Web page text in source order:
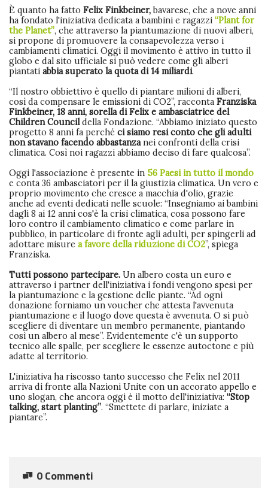
È quanto ha fatto Felix Finkbeiner,bavarese, che a nove anni
ha fondato l'iniziativa dedicata a bambini e ragazzi “Plant for
the Planet”, che attraverso la piantumazione di nuovi alberi,
si propone di promuovere la consapevolezza verso i
cambiamenti climatici. Oggi il movimento è attivo in tutto il
globo e dal sito ufficiale si può vedere come gli alberi
piantati abbia superato la quota di 14 miliardi.
“Il nostro obbiettivo è quello di piantare milioni di alberi,
così da compensare le emissioni di CO2”, racconta Franziska
Finkbeiner, 18 anni, sorella di Felix e ambasciatrice del
Children Councildella Fondazione. “Abbiamo iniziato questo
progetto 8 anni fa perché ci siamo resi conto che gli adulti
non stavano facendo abbastanzanei confronti della crisi
climatica. Così noi ragazzi abbiamo deciso di fare qualcosa”.
Oggi l'associazione è presente in 56 Paesi in tutto il mondo
e conta 36 ambasciatori per il la giustizia climatica. Un vero e
proprio movimento che cresce a macchia d'olio, grazie
anche ad eventi dedicati nelle scuole: “Insegniamo ai bambini
dagli 8 ai 12 anni cos'è la crisi climatica, cosa possono fare
loro contro il cambiamento climatico e come parlare in
pubblico, in particolare di fronte agli adulti, per spingerli ad
adottare misure a favore della riduzione di CO2”, spiega
Franziska.
Tutti possono partecipare. Un albero costa un euro e
attraverso i partner dell'iniziativa i fondi vengono spesi per
la piantumazione e la gestione delle piante. “Ad ogni
donazione forniamo un voucher che attesta l'avvenuta
piantumazione e il luogo dove questa è avvenuta. O si può
scegliere di diventare un membro permanente, piantando
così un albero al mese”. Evidentemente c'è un supporto
tecnico alle spalle, per scegliere le essenze autoctone e più
adatte al territorio.
L'iniziativa ha riscosso tanto successo che Felix nel 2011
arriva di fronte alla Nazioni Unite con un accorato appello e
uno slogan, che ancora oggi è il motto dell'iniziativa: “Stop
talking, start planting”. “Smettete di parlare, iniziate a
piantare”.
0 Commenti